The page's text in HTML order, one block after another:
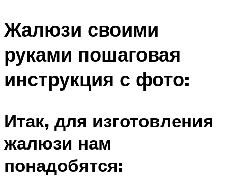
Жалюзи своими
руками пошаговая
инструкция с фото:
Итак, для изготовления
жалюзи нам
понадобятся: